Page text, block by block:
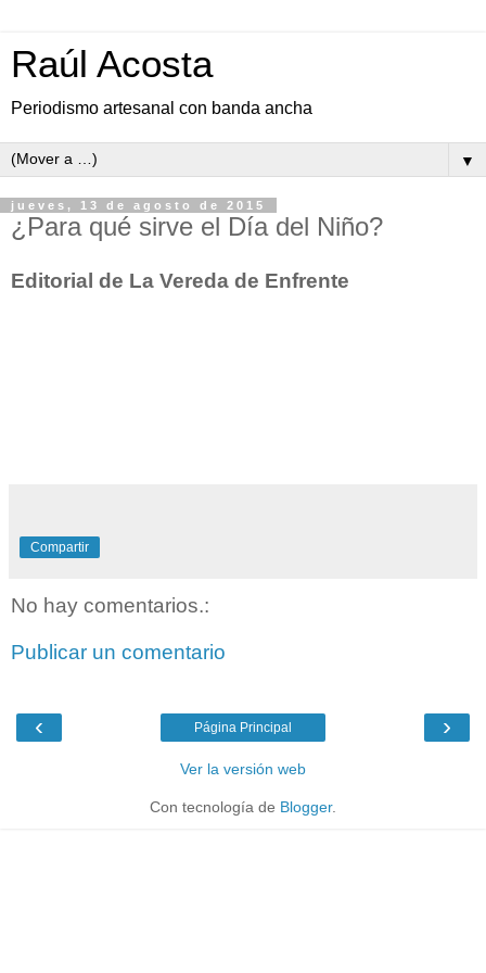
Raúl Acosta
Periodismo artesanal con banda ancha
▼
jueves, 13 de agosto de 2015
¿Para qué sirve el Día del Niño?
Editorial de La Vereda de Enfrente
Compartir
No hay comentarios.:
Publicar un comentario
‹ ›
Página Principal
Ver la versión web
Con tecnología de Blogger.